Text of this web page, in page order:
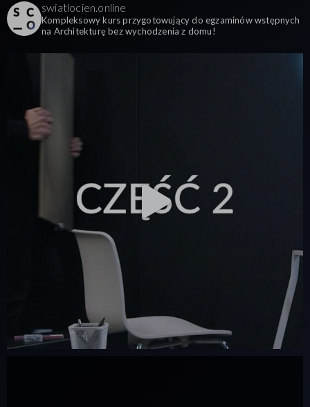
swiatlocien.online
Kompleksowy kurs przygotowujący do egzaminów wstępnych
na Architekturę bez wychodzenia z domu!